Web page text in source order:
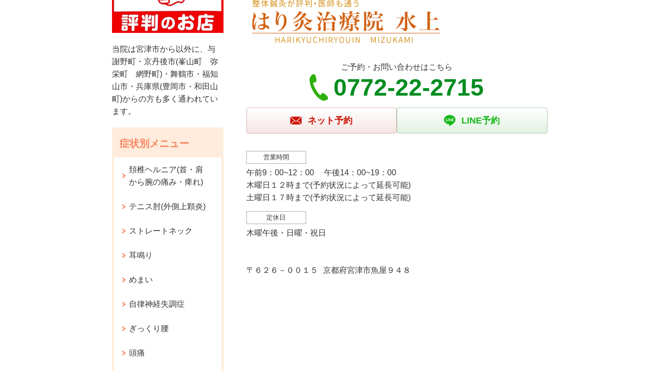
ご予約・お問い合わせはこちら
0772-22-2715
ネット予約 LINE予約
営業時間
午前9：00~12：00 午後14：00~19：00
木曜日１２時まで(予約状況によって延長可能)
土曜日１７時まで(予約状況によって延長可能)
定休日
木曜午後・日曜・祝日
〒６２６－００１５ 京都府宮津市魚屋９４８
当院は宮津市から以外に、与
謝野町・京丹後市(峯山町 弥
栄町 網野町)・舞鶴市・福知
山市・兵庫県(豊岡市・和田山
町)からの方も多く通われてい
ます。
症状別メニュー
頚椎ヘルニア(首・肩
から腕の痛み・痺れ)
テニス肘(外側上顆炎)
ストレートネック
耳鳴り
めまい
自律神経失調症
ぎっくり腰
頭痛